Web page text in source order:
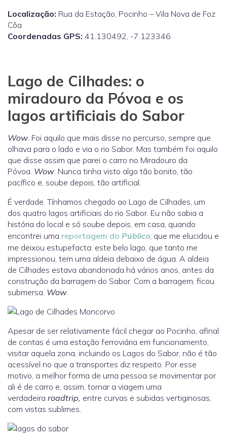
Localização: Rua da Estação, Pocinho – Vila Nova de Foz
Côa
Coordenadas GPS: 41.130492, -7.123346
Lago de Cilhades: o
miradouro da Póvoa e os
lagos artificiais do Sabor
Wow. Foi aquilo que mais disse no percurso, sempre que
olhava para o lado e via o rio Sabor. Mas também foi aquilo
que disse assim que parei o carro no Miradouro da
Póvoa. Wow. Nunca tinha visto algo tão bonito, tão
pacífico e, soube depois, tão artificial.
É verdade. Tínhamos chegado ao Lago de Cilhades, um
dos quatro lagos artificiais do rio Sabor. Eu não sabia a
história do local e só soube depois, em casa, quando
encontrei uma reportagem do Público, que me elucidou e
me deixou estupefacta: este belo lago, que tanto me
impressionou, tem uma aldeia debaixo de água. A aldeia
de Cilhades estava abandonada há vários anos, antes da
construção da barragem do Sabor. Com a barragem, ficou
submersa. Wow.
Apesar de ser relativamente fácil chegar ao Pocinho, afinal
de contas é uma estação ferroviária em funcionamento,
visitar aquela zona, incluindo os Lagos do Sabor, não é tão
acessível no que a transportes diz respeito. Por esse
motivo, a melhor forma de uma pessoa se movimentar por
ali é de carro e, assim, tornar a viagem uma
verdadeira roadtrip, entre curvas e subidas vertiginosas,
com vistas sublimes.